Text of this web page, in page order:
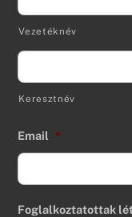
Vezetéknév
Keresztnév
Email *
Foglalkoztatottak